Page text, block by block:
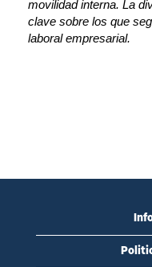
movilidad interna. La
clave sobre los que
laboral empresarial.